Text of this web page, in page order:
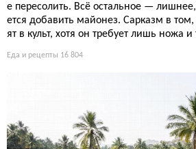
е пересолить. Всё остальное —
ется добавить майонез. Сарказм в том,
ят в культ, хотя он требует лишь ножа
Еда и рецепты 16 804